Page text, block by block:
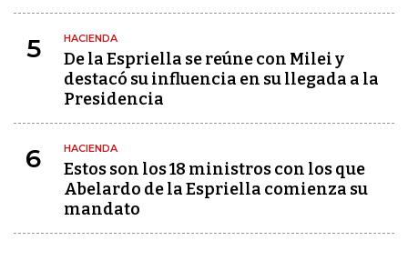
5 HACIENDA
De la Espriella se reúne con Milei y
destacó su influencia en su llegada a la
Presidencia
6 HACIENDA
Estos son los 18 ministros con los que
Abelardo de la Espriella comienza su
mandato